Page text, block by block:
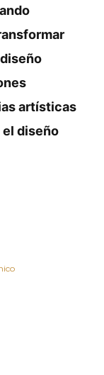
artísticas
el diseño